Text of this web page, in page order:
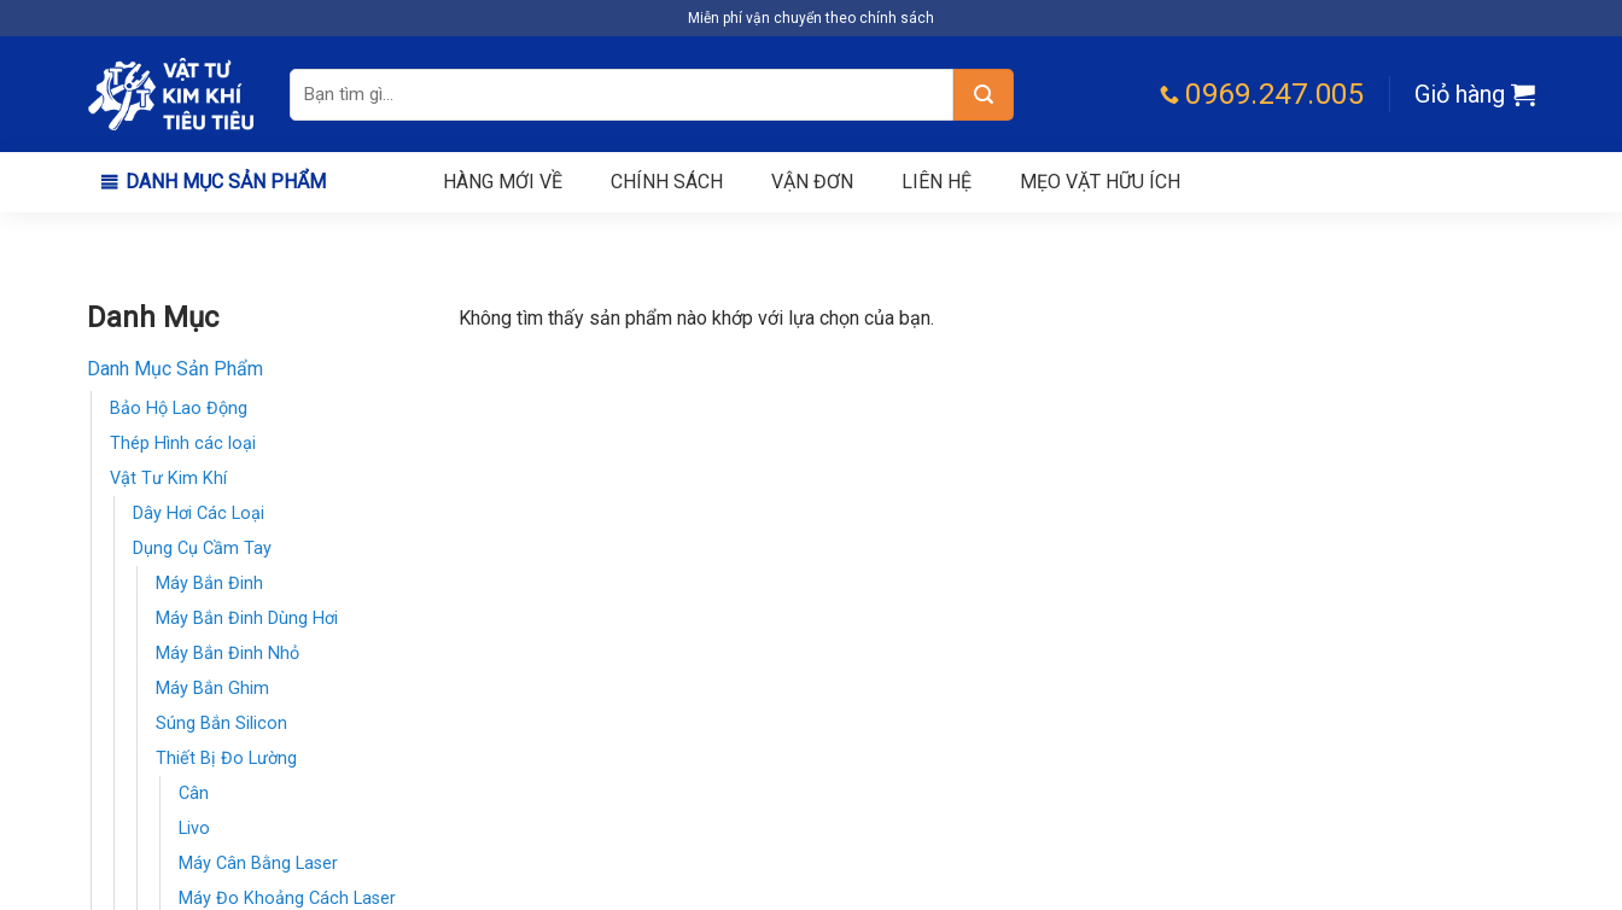
đến
Miễn phí vận chuyển theo chính sách
Tìm
kiếm:
0969.247.005 Giỏ hàng
DANH MỤC SẢN PHẨM HÀNG MỚI VỀ CHÍNH SÁCH VẬN ĐƠN LIÊN HỆ MẸO VẶT HỮU ÍCH
Danh Mục
Danh Mục Sản Phẩm
Bảo Hộ Lao Động
Thép Hình các loại
Vật Tư Kim Khí
Dây Hơi Các Loại
Dụng Cụ Cầm Tay
Máy Bắn Đinh
Máy Bắn Đinh Dùng Hơi
Máy Bắn Đinh Nhỏ
Máy Bắn Ghim
Súng Bắn Silicon
Thiết Bị Đo Lường
Cân
Livo
Máy Cân Bằng Laser
Máy Đo Khoảng Cách Laser
Không tìm thấy sản phẩm nào khớp với lựa chọn của bạn.